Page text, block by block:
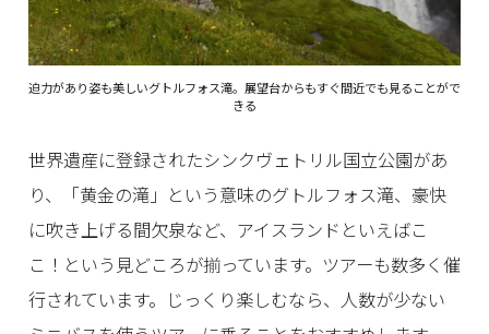
迫力があり姿も美しいグトルフォス滝。展望台からもすぐ間近でも見ることがで
きる
世界遺産に登録されたシンクヴェトリル国立公園があ
り、「黄金の滝」という意味のグトルフォス滝、豪快
に吹き上げる間欠泉など、アイスランドといえばこ
こ！という見どころが揃っています。ツアーも数多く催
行されています。じっくり楽しむなら、人数が少ない